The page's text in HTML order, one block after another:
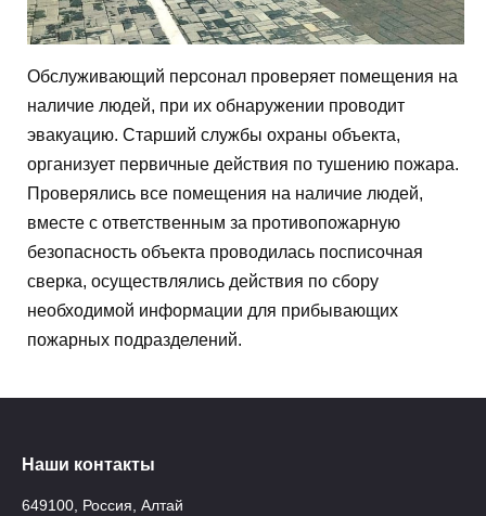
Обслуживающий персонал проверяет помещения на
наличие людей, при их обнаружении проводит
эвакуацию. Старший службы охраны объекта,
организует первичные действия по тушению пожара.
Проверялись все помещения на наличие людей,
вместе с ответственным за противопожарную
безопасность объекта проводилась посписочная
сверка, осуществлялись действия по сбору
необходимой информации для прибывающих
пожарных подразделений.
Наши контакты
649100, Россия, Алтай